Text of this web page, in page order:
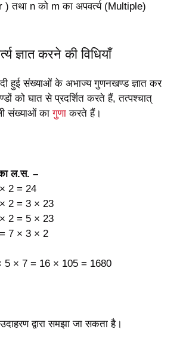
तथा n को m का अपवर्त्य (Multiple)
ज्ञात करने की विधियाँ
दी हुई संख्याओं के अभाज्य गुणनखण्ड ज्ञात कर
को घात से प्रदर्शित करते हैं, तत्पश्चात्
संख्याओं कागुणा करते हैं।
ल.स. –
2 = 24
2 = 3 × 23
2 = 5 × 23
7 × 3 × 2
× 7 = 16 × 105 = 1680
द्वारा समझा जा सकता है।